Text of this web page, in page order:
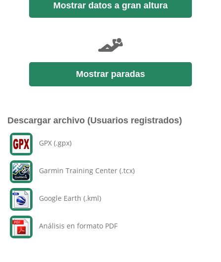
Mostrar datos a gran altura
Mostrar paradas
Descargar archivo (Usuarios registrados)
GPX (.gpx)
Garmin Training Center (.tcx)
Google Earth (.kml)
Análisis en formato PDF